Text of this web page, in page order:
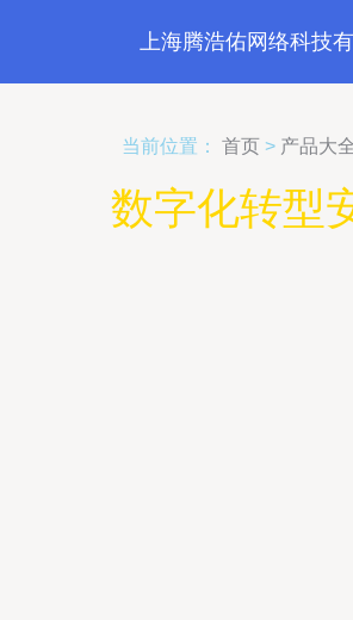
上海腾浩佑网络科技
当前位置： 首页 > 产品大
数字化转型